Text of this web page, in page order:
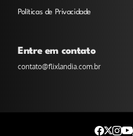
Políticas de Privacidade
Entre em contato
contato@flixlandia.com.br